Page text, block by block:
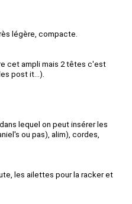
légère, compacte.
cet ampli mais 2 têtes c'est
post it...).
lequel on peut insérer les
ou pas), alim), cordes,
les ailettes pour la racker et